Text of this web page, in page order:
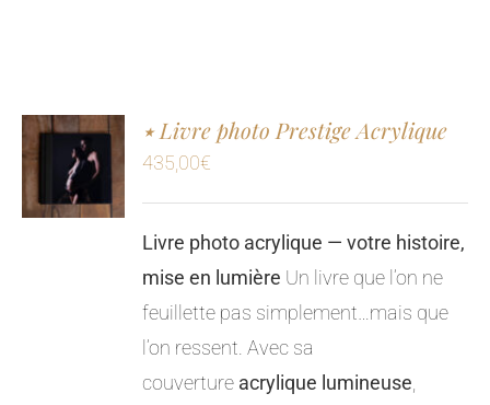
٭ Livre photo Prestige Acrylique
435,00€
Livre photo acrylique — votre histoire,
mise en lumière Un livre que l’on ne
feuillette pas simplement…mais que
l’on ressent. Avec sa
couverture acrylique lumineuse,